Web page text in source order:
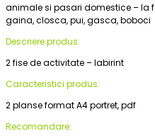
animale si pasari domestice – la
gaina, closca, pui, gasca, boboci
Descriere produs:
2 fise de activitate – labirint
Caracteristici produs:
2 planse format A4 portret, pdf
Recomandare: